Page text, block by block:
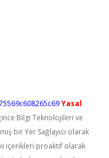
Yasal
Bilgi Teknolojileri ve
bir Yer Sağlayıcı olarak
içerikleri proaktif olarak